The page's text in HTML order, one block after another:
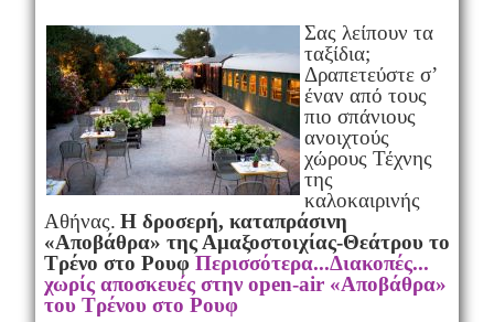
Σας λείπουν τα
ταξίδια;
Δραπετεύστε σ’
έναν από τους
πιο σπάνιους
ανοιχτούς
χώρους Τέχνης
της
καλοκαιρινής
Αθήνας. Η δροσερή, καταπράσινη
«Αποβάθρα» της Αμαξοστοιχίας-Θεάτρου το
Τρένο στο Ρουφ Περισσότερα...Διακοπές...
χωρίς αποσκευές στην open-air «Αποβάθρα»
του Τρένου στο Ρουφ